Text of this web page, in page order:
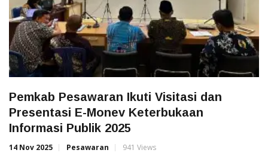
Pemkab Pesawaran Ikuti Visitasi dan
Presentasi E-Monev Keterbukaan
Informasi Publik 2025
14 Nov 2025 Pesawaran 941 Views